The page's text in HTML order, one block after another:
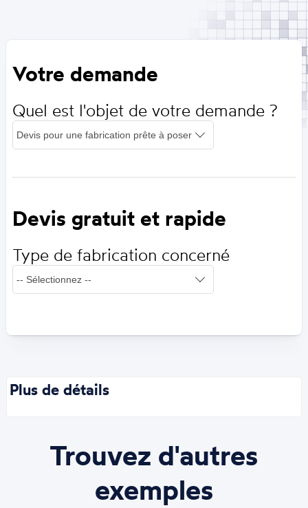
Votre demande
Quel est l'objet de votre demande ?
Devis gratuit et rapide
Type de fabrication concerné
Plus de détails
Trouvez d'autres
exemples